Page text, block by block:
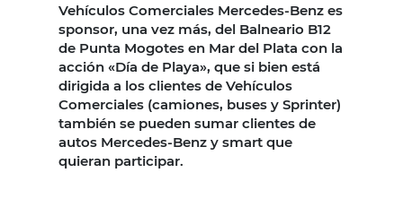
Vehículos Comerciales Mercedes-Benz es
sponsor, una vez más, del Balneario B12
de Punta Mogotes en Mar del Plata con la
acción «Día de Playa», que si bien está
dirigida a los clientes de Vehículos
Comerciales (camiones, buses y Sprinter)
también se pueden sumar clientes de
autos Mercedes-Benz y smart que
quieran participar.